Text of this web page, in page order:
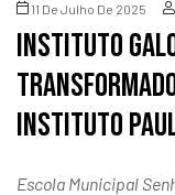
11 De Julho De 2025
Instituto
Instituto
Escola Municipal